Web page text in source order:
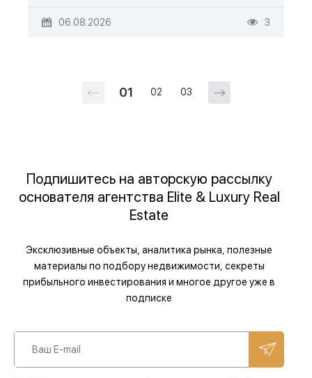
06.08.2026 3
01 02 03
Подпишитесь на авторскую рассылку
основателя агентства Elite & Luxury Real
Estate
Эксклюзивные объекты, аналитика рынка, полезные
материалы по подбору недвижимости, секреты
прибыльного инвестирования и многое другое уже в
подписке